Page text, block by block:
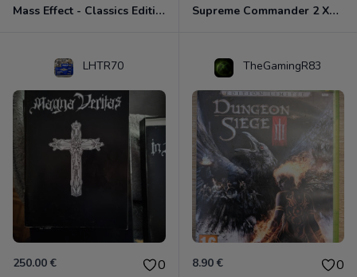
Mass Effect - Classics Edition Xbox 360 Supreme Commander 2 Xbox 360
LHTR70
250.00 € 0
TheGamingR83
8.90 € 0